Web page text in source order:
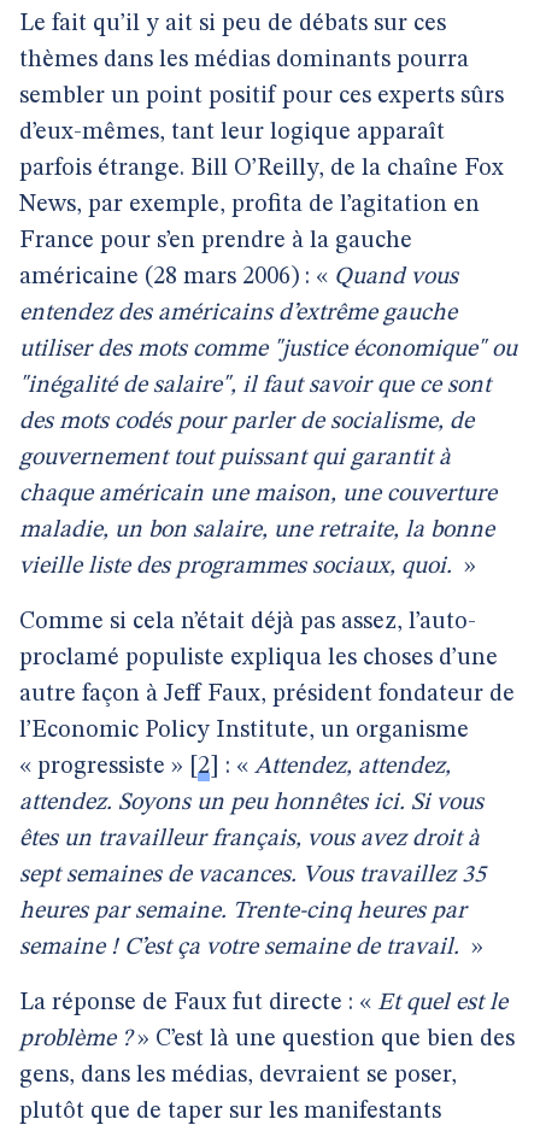
Le fait qu’il y ait si peu de débats sur ces
thèmes dans les médias dominants pourra
sembler un point positif pour ces experts sûrs
d’eux-mêmes, tant leur logique apparaît
parfois étrange. Bill O’Reilly, de la chaîne Fox
News, par exemple, profita de l’agitation en
France pour s’en prendre à la gauche
américaine (28 mars 2006) : « Quand vous
entendez des américains d’extrême gauche
utiliser des mots comme "justice économique" ou
"inégalité de salaire", il faut savoir que ce sont
des mots codés pour parler de socialisme, de
gouvernement tout puissant qui garantit à
chaque américain une maison, une couverture
maladie, un bon salaire, une retraite, la bonne
vieille liste des programmes sociaux, quoi. »
Comme si cela n’était déjà pas assez, l’auto-
proclamé populiste expliqua les choses d’une
autre façon à Jeff Faux, président fondateur de
l’Economic Policy Institute, un organisme
« progressiste »
2 : « Attendez, attendez,
attendez. Soyons un peu honnêtes ici. Si vous
êtes un travailleur français, vous avez droit à
sept semaines de vacances. Vous travaillez 35
heures par semaine. Trente-cinq heures par
semaine ! C’est ça votre semaine de travail. »
La réponse de Faux fut directe : « Et quel est le
problème ?» C’est là une question que bien des
gens, dans les médias, devraient se poser,
plutôt que de taper sur les manifestants